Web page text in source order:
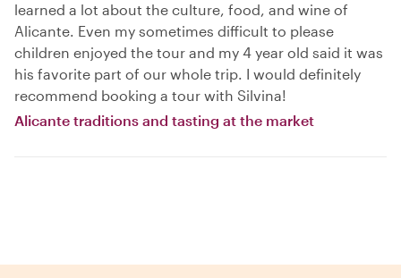
learned a lot about the culture, food, and wine of
Alicante. Even my sometimes difficult to please
children enjoyed the tour and my 4 year old said it was
his favorite part of our whole trip. I would definitely
recommend booking a tour with Silvina!
Alicante traditions and tasting at the market